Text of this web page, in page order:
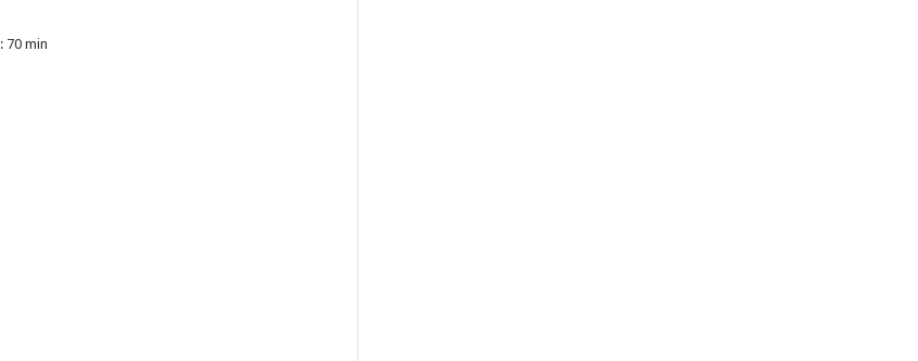
: 70 min